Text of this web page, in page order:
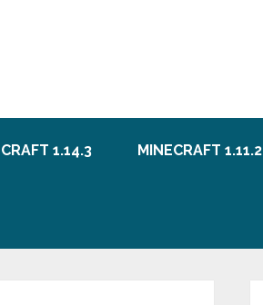
1.14.3 MINECRAFT 1.11.2